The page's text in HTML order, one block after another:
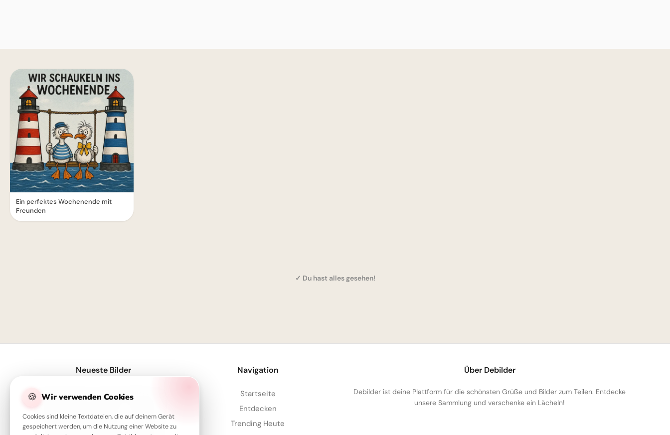
Ein perfektes Wochenende mit
Freunden
✓ Du hast alles gesehen!
🍪 Wir verwenden Cookies
Cookies sind kleine Textdateien, die auf deinem Gerät
gespeichert werden, um die Nutzung einer Website zu
Neueste Bilder
Schulfreunde für immer: Ein Lächeln für Instagram & den Neustart!
Navigation
Startseite
Entdecken
Trending Heute
Über Debilder
Debilder ist deine Plattform für die schönsten Grüße und Bilder zum Teilen. Entdecke
unsere Sammlung und verschenke ein Lächeln!